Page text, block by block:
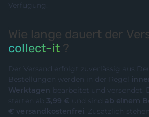
Verfügung.
Wie lange dauert der
collect-it ?
Der Versand erfolgt zuverlässig aus
Bestellungen werden in der Regel
Werktagen bearbeitet und versendet.
starten ab 3,99 € und sind ab einem
€ versandkostenfrei. Zusätzlich